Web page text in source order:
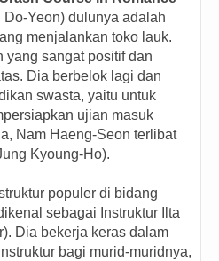
Yeon) dulunya adalah
menjalankan toko lauk.
yang sangat positif dan
Dia berbelok lagi dan
swasta, yaitu untuk
ujian masuk
Nam Haeng-Seon terlibat
Kyoung-Ho).
populer di bidang
sebagai Instruktur Ilta
Dia bekerja keras dalam
bagi murid-muridnya,